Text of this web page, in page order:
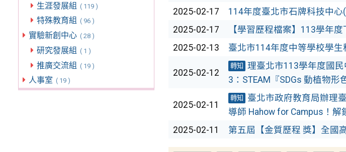
生涯發展組 ( 119 )
特殊教育組 ( 96 )
實驗新創中心 ( 28 )
研究發展組 ( 1 )
推廣交流組 ( 19 )
人事室 ( 19 )
2025-02-17 114年度臺北市石牌科技中
2025-02-17 【學習歷程檔案】113學年
2025-02-13 臺北市114年度中等學校學
2025-02-12
轉知
理臺北市113學年度國
3：STEAM『SDGs 動植物形
2025-02-11
轉知
臺北市政府教育局辦理
導師 Hahow for Campus！
2025-02-11 第五屆【金質歷程 獎】全國